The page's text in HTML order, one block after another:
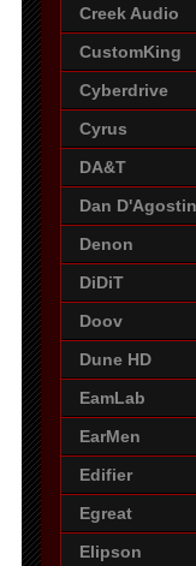
Creek Audio
CustomKing
Cyberdrive
Cyrus
DA&T
Dan
Denon
DiDiT
Doov
Dune HD
EamLab
EarMen
Edifier
Egreat
Elipson